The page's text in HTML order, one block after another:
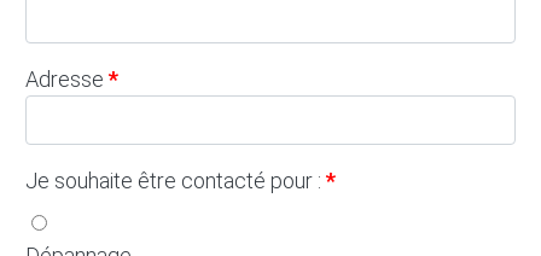
Adresse
Je souhaite être contacté pour :